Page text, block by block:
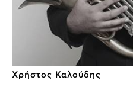
Χρήστος Καλούδης